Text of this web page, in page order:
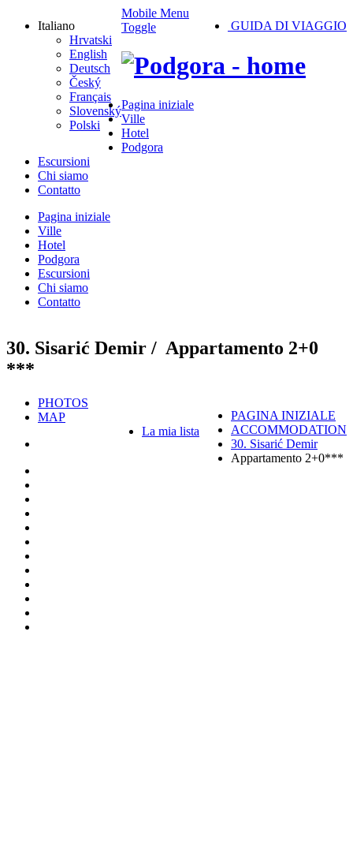
Italiano
Hrvatski
English
Deutsch
Český
Français
Slovenský
Polski
GUIDA DI VIAGGIO
Mobile Menu
Toggle
Pagina iniziale
Ville
Hotel
Podgora
Escursioni
Chi siamo
Contatto
Pagina iniziale
Ville
Hotel
Podgora
Escursioni
Chi siamo
Contatto
30. Sisarić Demir / Appartamento 2+0
***
PAGINA INIZIALE
ACCOMMODATION
30. Sisarić Demir
Appartamento 2+0***
PHOTOS
MAP
La mia lista